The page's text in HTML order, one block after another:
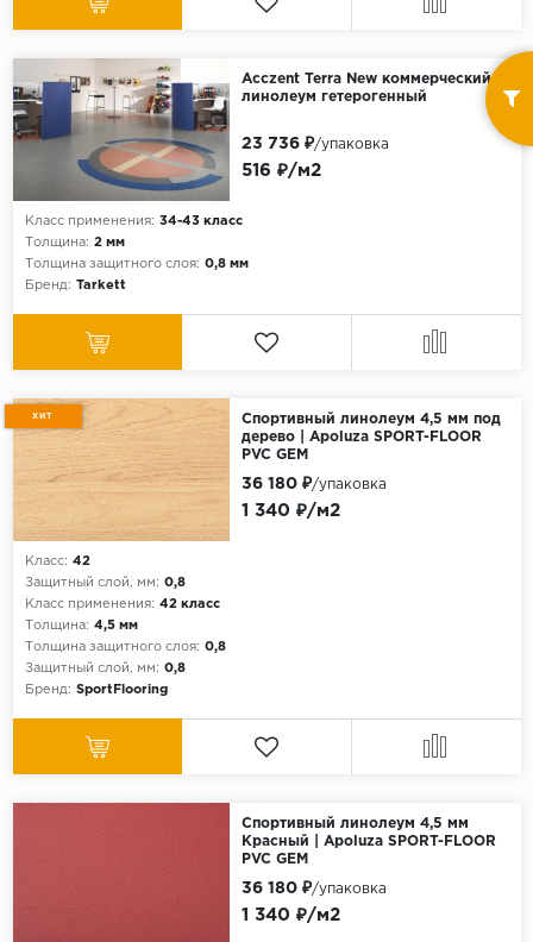
Acczent Terra New коммерческий
линолеум гетерогенный
Класс применения: 34-43 класс
Толщина: 2 мм
Толщина защитного слоя: 0,8 мм
Бренд: Tarkett
516 ₽/м2
23 736 ₽/упаковка
ХИТ
Спортивный линолеум 4,5 мм под
дерево | Apoluza SPORT-FLOOR
PVC GEM
Класс: 42
Защитный слой, мм: 0,8
Класс применения: 42 класс
Толщина: 4,5 мм
Толщина защитного слоя: 0,8
Защитный слой, мм: 0,8
Бренд: SportFlooring
1 340 ₽/м2
36 180 ₽/упаковка
Спортивный линолеум 4,5 мм
Красный | Apoluza SPORT-FLOOR
PVC GEM
1 340 ₽/м2
36 180 ₽/упаковка